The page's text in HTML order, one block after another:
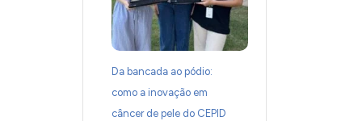
Da bancada ao pódio:
como a inovação em
câncer de pele do CEPID